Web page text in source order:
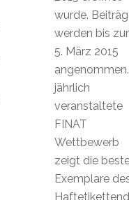
wurde.
werden bis
5. März 2015
jährlich
veranstaltete
FINAT
Wettbewerb
zeigt die
Exemplare